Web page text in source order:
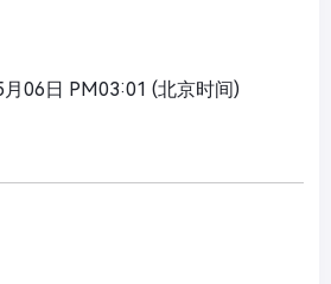
月06日 PM03:01 (北京时间)